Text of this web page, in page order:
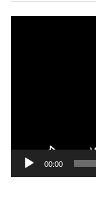
00:00